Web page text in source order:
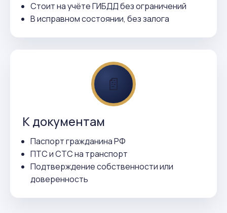
Стоит на учёте ГИБДД без ограничений
В исправном состоянии, без залога
📄
К документам
Паспорт гражданина РФ
ПТС и СТС на транспорт
Подтверждение собственности или
доверенность